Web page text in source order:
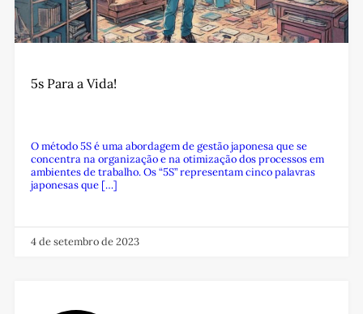
5s Para a Vida!
O método 5S é uma abordagem de gestão japonesa que se
concentra na organização e na otimização dos processos em
ambientes de trabalho. Os “5S” representam cinco palavras
japonesas que […]
4 de setembro de 2023